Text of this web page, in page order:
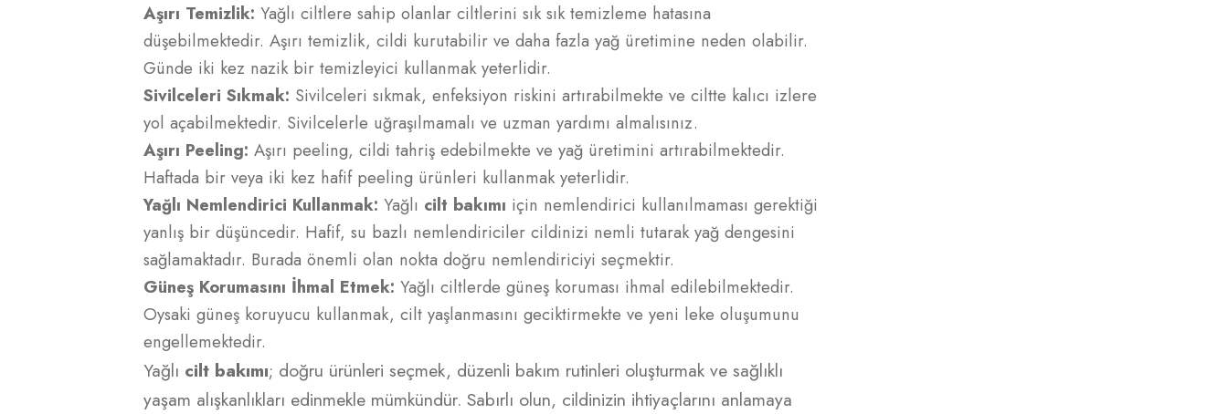
Aşırı Temizlik: Yağlı ciltlere sahip olanlar ciltlerini sık sık temizleme hatasına
düşebilmektedir. Aşırı temizlik, cildi kurutabilir ve daha fazla yağ üretimine neden olabilir.
Günde iki kez nazik bir temizleyici kullanmak yeterlidir.
Sivilceleri Sıkmak: Sivilceleri sıkmak, enfeksiyon riskini artırabilmekte ve ciltte kalıcı izlere
yol açabilmektedir. Sivilcelerle uğraşılmamalı ve uzman yardımı almalısınız.
Aşırı Peeling: Aşırı peeling, cildi tahriş edebilmekte ve yağ üretimini artırabilmektedir.
Haftada bir veya iki kez hafif peeling ürünleri kullanmak yeterlidir.
Yağlı Nemlendirici Kullanmak: Yağlı cilt bakımı için nemlendirici kullanılmaması gerektiği
yanlış bir düşüncedir. Hafif, su bazlı nemlendiriciler cildinizi nemli tutarak yağ dengesini
sağlamaktadır. Burada önemli olan nokta doğru nemlendiriciyi seçmektir.
Güneş Korumasını İhmal Etmek: Yağlı ciltlerde güneş koruması ihmal edilebilmektedir.
Oysaki güneş koruyucu kullanmak, cilt yaşlanmasını geciktirmekte ve yeni leke oluşumunu
engellemektedir.
Yağlı cilt bakımı; doğru ürünleri seçmek, düzenli bakım rutinleri oluşturmak ve sağlıklı
yaşam alışkanlıkları edinmekle mümkündür. Sabırlı olun, cildinizin ihtiyaçlarını anlamaya